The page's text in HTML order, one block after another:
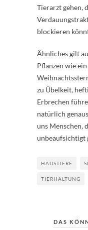
Tierarzt gehen,
blockieren
Ähnliches gilt
Pflanzen wie
zu Übelkeit,
Erbrechen
natürlich
uns Menschen,
unbeaufsichtigt
HAUSTIERE
TIERHALTUNG
DAS